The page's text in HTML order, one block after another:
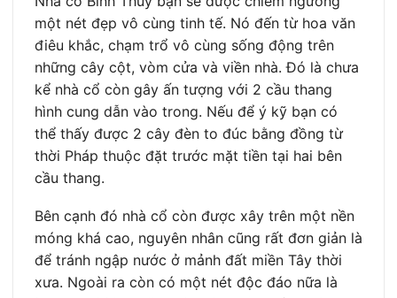
một nét đẹp vô cùng tinh tế. Nó đến từ hoa văn
điêu khắc, chạm trổ vô cùng sống động trên
những cây cột, vòm cửa và viền nhà. Đó là chưa
kể nhà cổ còn gây ấn tượng với 2 cầu thang
hình cung dẫn vào trong. Nếu để ý kỹ bạn có
thể thấy được 2 cây đèn to đúc bằng đồng từ
thời Pháp thuộc đặt trước mặt tiền tại hai bên
cầu thang.
Bên cạnh đó nhà cổ còn được xây trên một nền
móng khá cao, nguyên nhân cũng rất đơn giản là
để tránh ngập nước ở mảnh đất miền Tây thời
xưa. Ngoài ra còn có một nét độc đáo nữa là